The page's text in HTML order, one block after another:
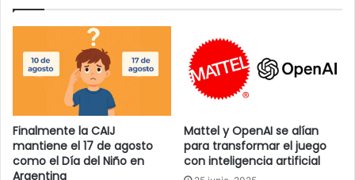
c
e
l
e
c
Finalmente la CAIJ
mantiene el 17 de agosto
como el Día del Niño en
Argentina
Mattel y OpenAI se alían
para transformar el juego
con inteligencia artificial